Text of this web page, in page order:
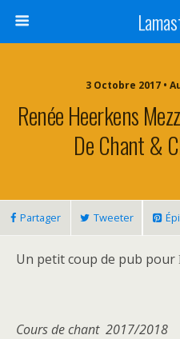
3 Octobre 2017 •
Renée Heerkens
De Chant &
Partager Tweeter
Un petit coup de pub pour
Cours de chant 2017/2018